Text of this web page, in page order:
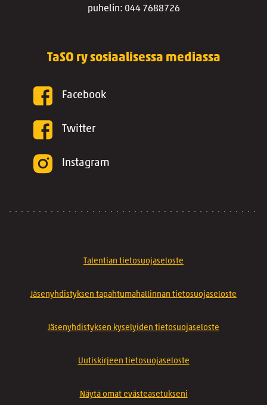
puhelin: 044 7688726
TaSO ry sosiaalisessa mediassa
Facebook
Twitter
Instagram
Talentian tietosuojaseloste
Jäsenyhdistyksen tapahtumahallinnan tietosuojaseloste
Jäsenyhdistyksen kyselyiden tietosuojaseloste
Uutiskirjeen tietosuojaseloste
Näytä omat evästeasetukseni